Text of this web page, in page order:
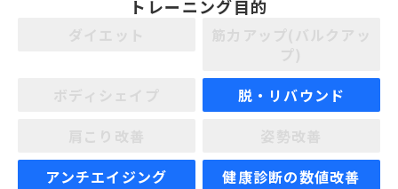
トレーニング目的
脱・リバウンド
アンチエイジング
健康診断の数値改善